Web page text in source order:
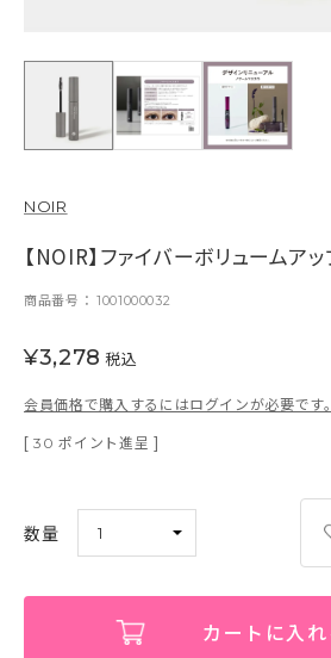
NOIR
【NOIR】ファイバーボリュームア
商品番号 1001000032
¥3,278 税込
会員価格で購入するにはログインが必要です。
[ 30 ポイント進呈 ]
カートに入れ